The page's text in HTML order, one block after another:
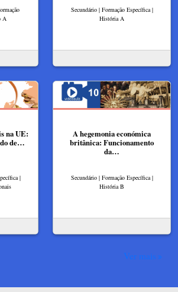
A
Secundário | Formação Específica |
História A
na UE:
de…
|
A hegemonia económica
britânica: Funcionamento
da…
Secundário | Formação Específica |
História B
Ver mais